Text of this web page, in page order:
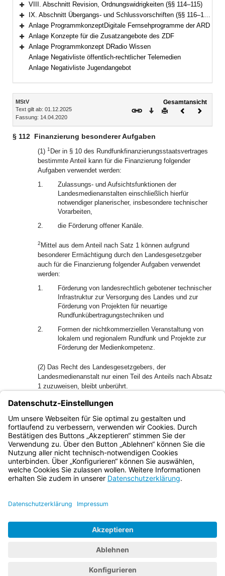
Bereich erweitern
VIII. Abschnitt Revision, Ordnungswidrigkeiten (§§ 114–115)
Bereich erweitern
IX. Abschnitt Übergangs- und Schlussvorschriften (§§ 116–122)
Bereich erweitern
Anlage ProgrammkonzeptDigitale Fernsehprogramme der ARD
Bereich erweitern
Anlage Konzepte für die Zusatzangebote des ZDF
Bereich erweitern
Anlage Programmkonzept DRadio Wissen
Anlage Negativliste öffentlich-rechtlicher Telemedien
Anlage Negativliste Jugendangebot
Inhalt
MStV
Text gilt ab: 01.12.2025
Fassung: 14.04.2020
Gesamtansicht
Download
DruckenVorheriges
§ 112 Finanzierung besonderer Aufgaben
(1) 1 Der in § 10 des Rundfunkfinanzierungsstaatsvertrages
bestimmte Anteil kann für die Finanzierung folgender
Aufgaben verwendet werden:
1.
Zulassungs- und Aufsichtsfunktionen der
Landesmedienanstalten einschließlich hierfür
notwendiger planerischer, insbesondere technischer
Vorarbeiten,
2.
die Förderung offener Kanäle.
2 Mittel aus dem Anteil nach Satz 1 können aufgrund
besonderer Ermächtigung durch den Landesgesetzgeber
auch für die Finanzierung folgender Aufgaben verwendet
werden:
1.
Förderung von landesrechtlich gebotener technischer
Infrastruktur zur Versorgung des Landes und zur
Förderung von Projekten für neuartige
Rundfunkübertragungstechniken und
2.
Formen der nichtkommerziellen Veranstaltung von
lokalem und regionalem Rundfunk und Projekte zur
Förderung der Medienkompetenz.
(2) Das Recht des Landesgesetzgebers, der
Landesmedienanstalt nur einen Teil des Anteils nach Absatz
1 zuzuweisen, bleibt unberührt.
(3) Soweit der Anteil nach Absatz 1 nicht in Anspruch
genommen wird, steht er den jeweiligen
Landesrundfunkanstalten zu.2Eine landesgesetzliche
Zweckbestimmung ist zulässig.
Bayern.de
BayernPortal
Impressum